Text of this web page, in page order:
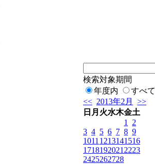
検索対象期間
年度内
すべて
<< 2013年2月
>>
日 月 火水木金土
1
2
3 4 5 6 7 8 9
1011 1213141516
1718192021 2223
2425262728